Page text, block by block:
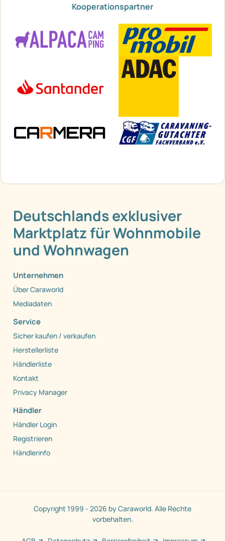
Kooperationspartner
Deutschlands exklusiver
Marktplatz für Wohnmobile
und Wohnwagen
Unternehmen
Über Caraworld
Mediadaten
Service
Sicher kaufen / verkaufen
Herstellerliste
Händlerliste
Kontakt
Privacy Manager
Händler
Händler Login
Registrieren
Händlerinfo
Copyright 1999 - 2026 by Caraworld. Alle Rechte
vorbehalten.